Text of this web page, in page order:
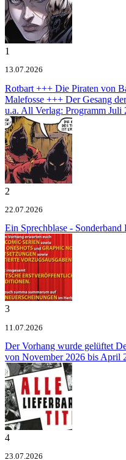
1
13.07.2026
Rotbart +++ Die Piraten von
Malefosse +++ Der Gesang
u.a. All Verlag: Programm Juli
2
22.07.2026
Ein Sprechblase - Sonderband
3
11.07.2026
Der Vorhang wurde gelüftet
von November 2026 bis April
4
23.07.2026